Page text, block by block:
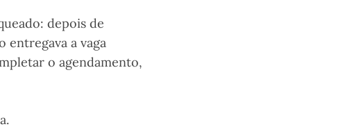
depois de
entregava a vaga
o agendamento,